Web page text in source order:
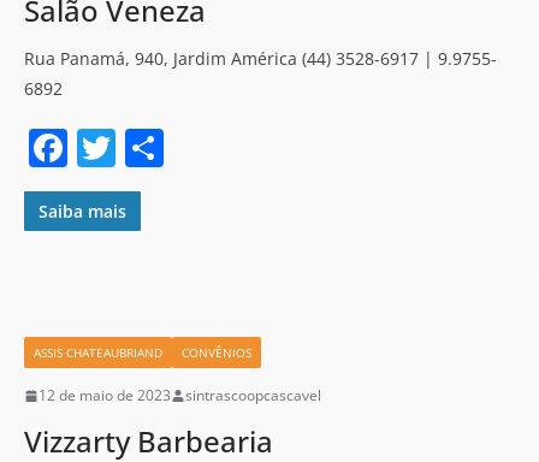
Salão Veneza
Rua Panamá, 940, Jardim América (44) 3528-6917 | 9.9755-
6892
F
a
c
o
o
k
T
w
itt
Saiba mais
ASSIS CHATEAUBRIAND CONVÊNIOS
12 de maio de 2023 sintrascoopcascavel
Vizzarty Barbearia